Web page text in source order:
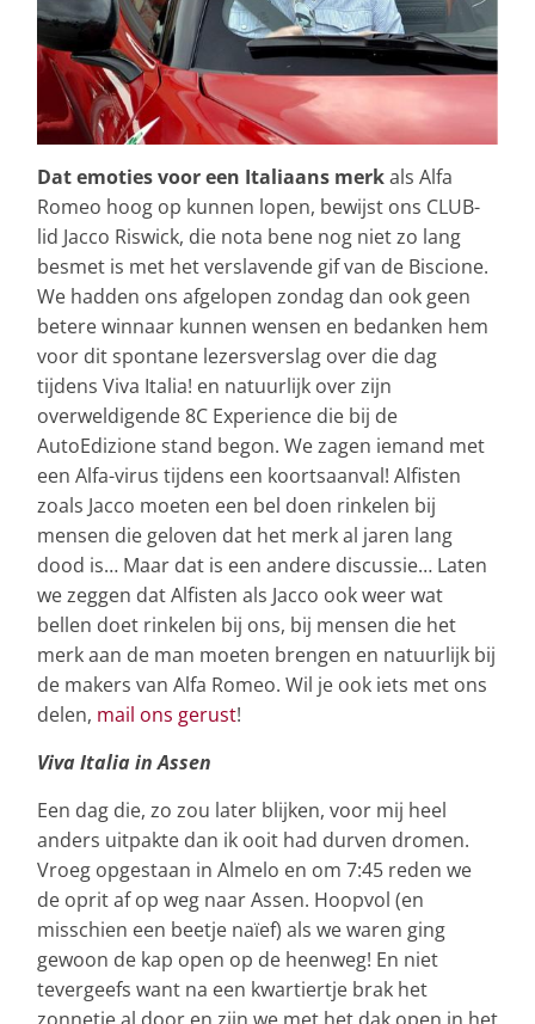
Dat emoties voor een Italiaans merkals Alfa
Romeo hoog op kunnen lopen, bewijst ons CLUB-
lid Jacco Riswick, die nota bene nog niet zo lang
besmet is met het verslavende gif van de Biscione.
We hadden ons afgelopen zondag dan ook geen
betere winnaar kunnen wensen en bedanken hem
voor dit spontane lezersverslag over die dag
tijdens Viva Italia! en natuurlijk over zijn
overweldigende 8C Experience die bij de
AutoEdizione stand begon. We zagen iemand met
een Alfa-virus tijdens een koortsaanval! Alfisten
zoals Jacco moeten een bel doen rinkelen bij
mensen die geloven dat het merk al jaren lang
dood is… Maar dat is een andere discussie… Laten
we zeggen dat Alfisten als Jacco ook weer wat
bellen doet rinkelen bij ons, bij mensen die het
merk aan de man moeten brengen en natuurlijk bij
de makers van Alfa Romeo. Wil je ook iets met ons
delen, mail ons gerust!
Viva Italia in Assen
Een dag die, zo zou later blijken, voor mij heel
anders uitpakte dan ik ooit had durven dromen.
Vroeg opgestaan in Almelo en om 7:45 reden we
de oprit af op weg naar Assen. Hoopvol (en
misschien een beetje naïef) als we waren ging
gewoon de kap open op de heenweg! En niet
tevergeefs want na een kwartiertje brak het